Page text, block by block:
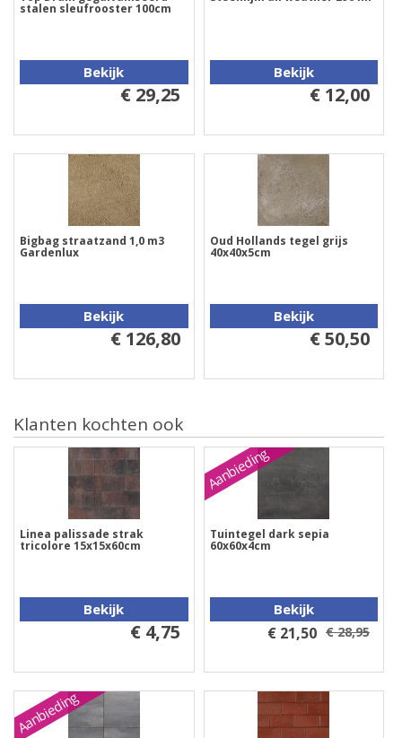
stalen sleufrooster 100cm
Bekijk
€ 29,25
Bekijk
€ 12,00
Bigbag straatzand 1,0 m3
Gardenlux
Bekijk
€ 126,80
Oud Hollands tegel grijs
40x40x5cm
Bekijk
€ 50,50
Klanten kochten ook
Linea palissade strak
tricolore 15x15x60cm
Bekijk
€ 4,75
Aanbieding
Tuintegel dark sepia
60x60x4cm
Bekijk
€ 21,50 € 28,95
Aanbieding